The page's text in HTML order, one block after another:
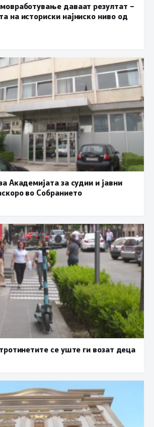
даваат резултат –
на историски најниско ниво од
Академијата за судии и јавни
во Собранието
се уште ги возат деца